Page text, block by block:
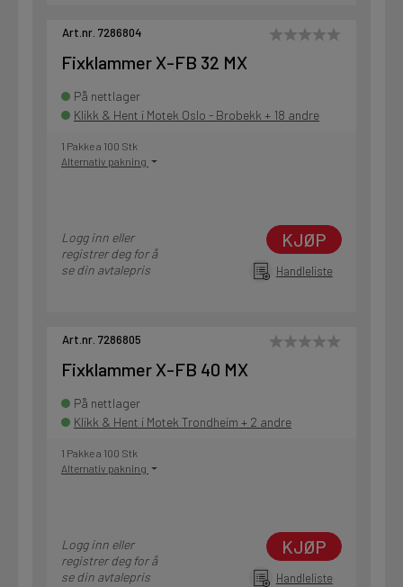
Art.nr. 7286804
Fixklammer X-FB 32 MX
På nettlager
Klikk & Hent i Motek Oslo - Brobekk + 18 andre
1 Pakke a 100 Stk
Alternativ pakning
Logg inn eller
registrer deg for å
se din avtalepris
KJØP
Handleliste
Art.nr. 7286805
Fixklammer X-FB 40 MX
På nettlager
Klikk & Hent i Motek Trondheim + 2 andre
1 Pakke a 100 Stk
Alternativ pakning
Logg inn eller
registrer deg for å
se din avtalepris
KJØP
Handleliste